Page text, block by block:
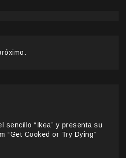
sencillo “Ikea” y presenta su
“Get Cooked or Try Dying”